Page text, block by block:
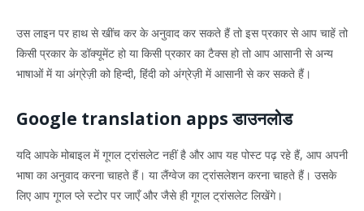
उस लाइन पर हाथ से खींच कर के अनुवाद कर सकते हैं तो इस प्रकार से आप चाहें तो
किसी प्रकार के डॉक्यूमेंट हो या किसी प्रकार का टैक्स हो तो आप आसानी से अन्य
भाषाओं में या अंग्रेज़ी को हिन्दी, हिंदी को अंग्रेज़ी में आसानी से कर सकते हैं।
Google translation apps डाउनलोड
यदि आपके मोबाइल में गूगल ट्रांसलेट नहीं है और आप यह पोस्ट पढ़ रहे हैं, आप अपनी
भाषा का अनुवाद करना चाहते हैं। या लैंग्वेज का ट्रांसलेशन करना चाहते हैं। उसके
लिए आप गूगल प्ले स्टोर पर जाएँ और जैसे ही गूगल ट्रांसलेट लिखेंगे।